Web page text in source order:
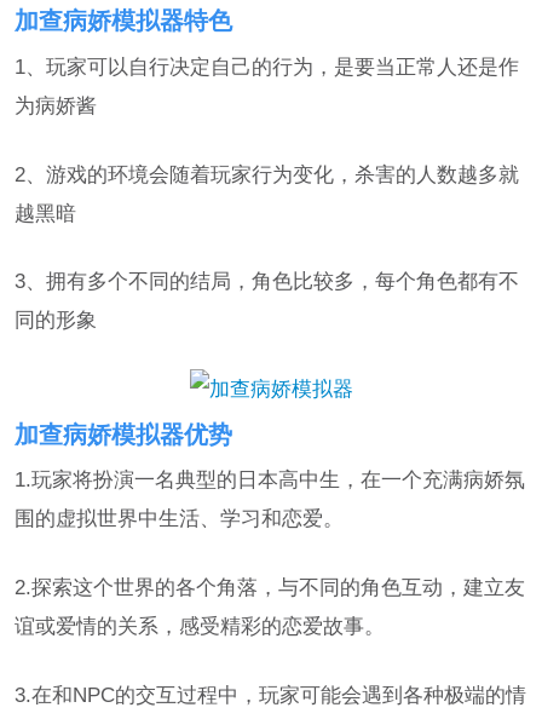
加查病娇模拟器特色
1、玩家可以自行决定自己的行为，是要当正常人还是作
为病娇酱
2、游戏的环境会随着玩家行为变化，杀害的人数越多就
越黑暗
3、拥有多个不同的结局，角色比较多，每个角色都有不
同的形象
加查病娇模拟器优势
1.玩家将扮演一名典型的日本高中生，在一个充满病娇氛
围的虚拟世界中生活、学习和恋爱。
2.探索这个世界的各个角落，与不同的角色互动，建立友
谊或爱情的关系，感受精彩的恋爱故事。
3.在和NPC的交互过程中，玩家可能会遇到各种极端的情